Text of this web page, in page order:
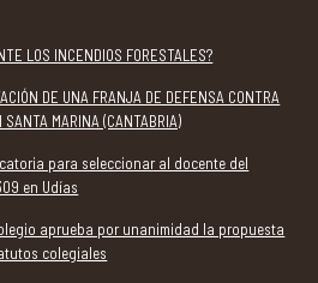
LOS INCENDIOS FORESTALES?
DE UNA FRANJA DE DEFENSA CONTRA
MARINA (CANTABRIA)
para seleccionar al docente del
en Udías
aprueba por unanimidad la propuesta
colegiales